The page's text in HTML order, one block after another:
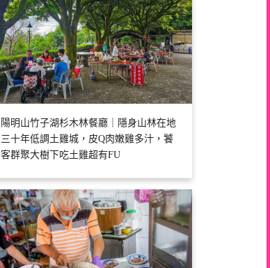
陽明山竹子湖杉木林餐廳｜隱身山林在地
三十年低調土雞城，皮Q肉嫩雞多汁，饕
客群聚大樹下吃土雞超有FU